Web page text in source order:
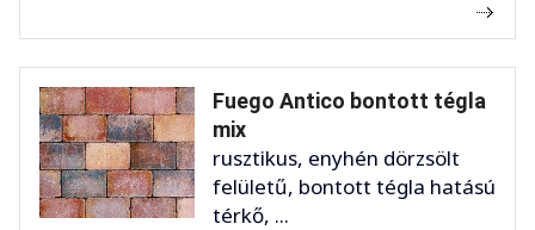
Fuego Antico bontott tégla
mix
rusztikus, enyhén dörzsölt
felületű, bontott tégla hatású
térkő, ...